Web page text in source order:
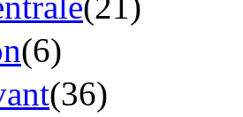
(6)
(36)